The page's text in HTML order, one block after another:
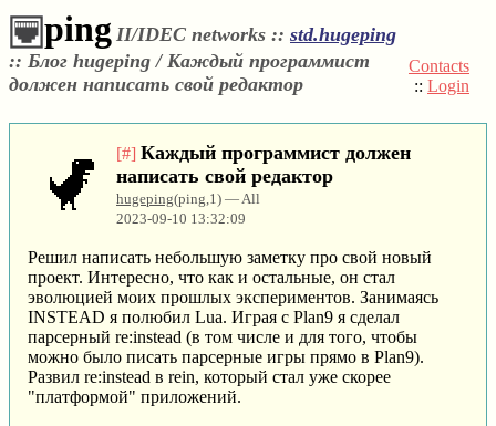
ping II/IDEC networks :: std.hugeping
:: Блог hugeping / Каждый программист
должен написать свой редактор
Contacts
:: Login
[#] Каждый программист должен
написать свой редактор
hugeping(ping,1) — All
2023-09-10 13:32:09
Решил написать небольшую заметку про свой новый
проект. Интересно, что как и остальные, он стал
эволюцией моих прошлых экспериментов. Занимаясь
INSTEAD я полюбил Lua. Играя с Plan9 я сделал
парсерный re:instead (в том числе и для того, чтобы
можно было писать парсерные игры прямо в Plan9).
Развил re:instead в rein, который стал уже скорее
"платформой" приложений.